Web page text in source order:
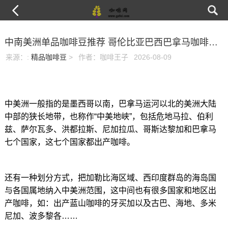
中南美洲单品咖啡豆推荐 哥伦比亚巴西巴拿马咖啡区别哪个好喝？
来源： : 精品咖啡豆 > 作者：咖啡王子 2026-08-09
中美洲一般指的是墨西哥以南，巴拿马运河以北的美洲大陆
中部的狭长地带，也称作“中美地峡”，包括危地马拉、伯利
兹、萨尔瓦多、洪都拉斯、尼加拉瓜、哥斯达黎加和巴拿马
七个国家，这七个国家都出产咖啡。
还有一种划分方式，把加勒比海区域、西印度群岛的海岛国
与各国属地纳入中美洲范围，这中间也有很多国家和地区出
产咖啡，如：出产蓝山咖啡的牙买加以及古巴、海地、多米
尼加、波多黎各……